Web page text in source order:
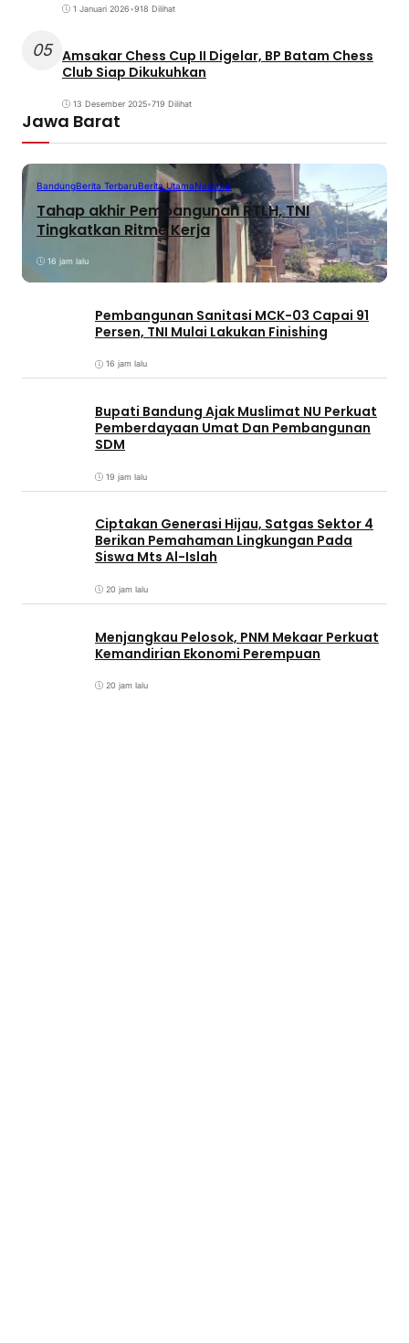
1 Januari 2026•918 Dilihat
05 Amsakar Chess Cup II Digelar, BP Batam Chess
Club Siap Dikukuhkan
13 Desember 2025•719 Dilihat
Jawa Barat
BandungBerita TerbaruBerita UtamaNasional
Tahap akhir Pembangunan RTLH, TNI
Tingkatkan Ritme Kerja
16 jam lalu
Pembangunan Sanitasi MCK-03 Capai 91
Persen, TNI Mulai Lakukan Finishing
16 jam lalu
Bupati Bandung Ajak Muslimat NU Perkuat
Pemberdayaan Umat Dan Pembangunan
SDM
19 jam lalu
Ciptakan Generasi Hijau, Satgas Sektor 4
Berikan Pemahaman Lingkungan Pada
Siswa Mts Al-Islah
20 jam lalu
Menjangkau Pelosok, PNM Mekaar Perkuat
Kemandirian Ekonomi Perempuan
20 jam lalu